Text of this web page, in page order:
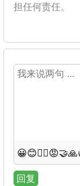
担任何责任。
😀😊😵‍💫😡🤝🙏
回复